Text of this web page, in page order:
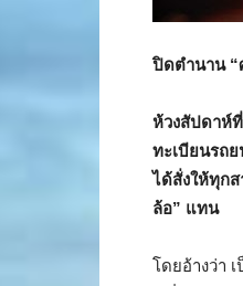
ปิดตำนาน “
ห้วงสัปดาห์
ทะเบียนรถ
ได้สั่งให้ทุก
ล้อ” แทน
โดยอ้างว่า